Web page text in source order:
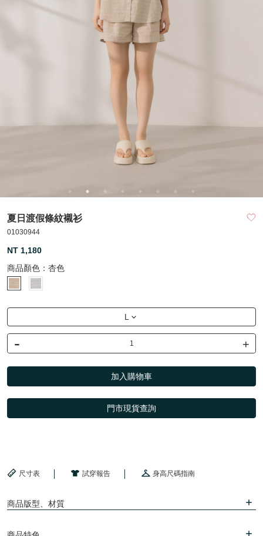
夏日渡假條紋襯衫
01030944
NT 1,180
商品顏色： 杏色
L
- +
加入購物車
門市現貨查詢
尺寸表 試穿報告 身高尺碼指南
商品版型、材質